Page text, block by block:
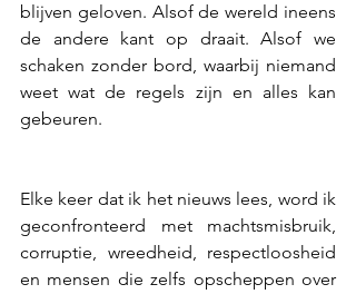
blijven geloven. Alsof de wereld ineens
de andere kant op draait. Alsof we
schaken zonder bord, waarbij niemand
weet wat de regels zijn en alles kan
gebeuren.
Elke keer dat ik het nieuws lees, word ik
geconfronteerd met machtsmisbruik,
corruptie, wreedheid, respectloosheid
en mensen die zelfs opscheppen over